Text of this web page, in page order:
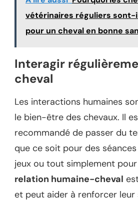
vétérinaires réguliers sont-
pour un cheval en bonne
Interagir
cheval
Les interactions humaines
le bien-être des chevaux. Il
recommandé de passer du
que ce soit pour des
jeux ou tout simplement
relation humaine-cheval
et peut aider à renforcer